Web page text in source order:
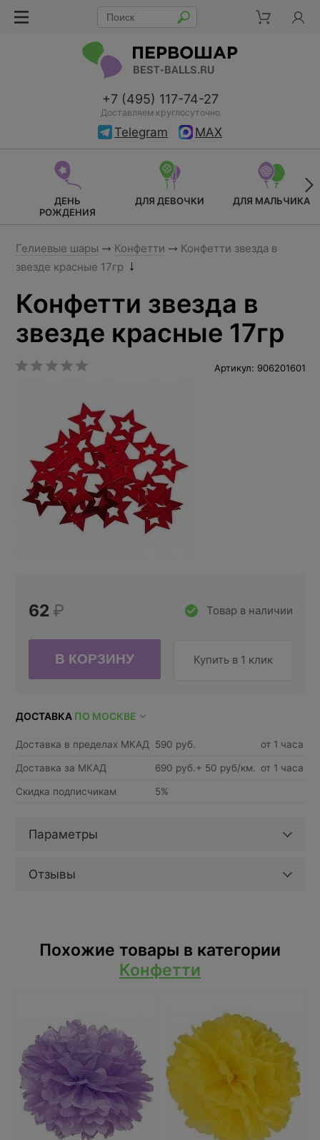
+7 (495) 117-74-27
Доставляем круглосуточно
Telegram MAX
ДЕНЬ
РОЖДЕНИЯ
ДЛЯ ДЕВОЧКИ ДЛЯ МАЛЬЧИКА
Гелиевые шары Конфетти
Конфетти звезда в
звезде красные 17гр
Конфетти звезда в
звезде красные 17гр
Артикул: 906201601
Товар в наличии
62 ₽
Купить в 1 клик
ДОСТАВКА ПО МОСКВЕ
Доставка в пределах МКАД 590 руб. от 1 часа
Доставка за МКАД 690 руб.+ 50 руб/км. от 1 часа
Скидка подписчикам 5%
Параметры
Отзывы
Похожие товары в категории
Конфетти